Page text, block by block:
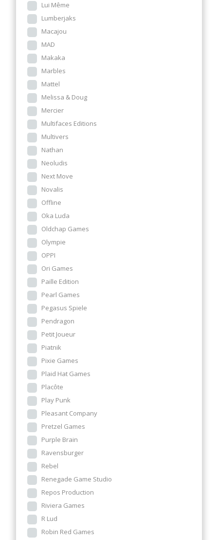
Lui Même
Lumberjaks
Macajou
MAD
Makaka
Marbles
Mattel
Melissa & Doug
Mercier
Multifaces Editions
Multivers
Nathan
Neoludis
Next Move
Novalis
Offline
Oka Luda
Oldchap Games
Olympie
OPPI
Ori Games
Paille Edition
Pearl Games
Pegasus Spiele
Pendragon
Petit Joueur
Piatnik
Pixie Games
Plaid Hat Games
Placôte
Play Punk
Pleasant Company
Pretzel Games
Purple Brain
Ravensburger
Rebel
Renegade Game Studio
Repos Production
Riviera Games
R Lud
Robin Red Games